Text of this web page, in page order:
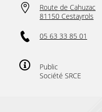
Route de Cahuzac
81150 Cestayrols
05 63 33 85 01
Public
Société SRCE